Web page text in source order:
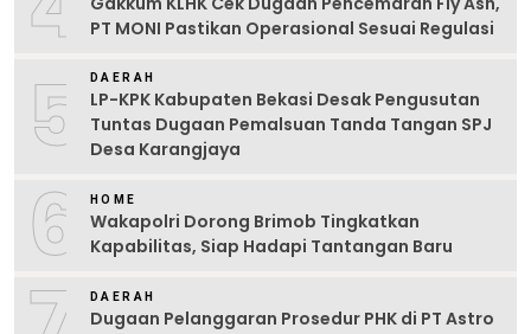
PT MONI Pastikan Operasional Sesuai Regulasi
5 DAERAH
LP-KPK Kabupaten Bekasi Desak Pengusutan
Tuntas Dugaan Pemalsuan Tanda Tangan SPJ
Desa Karangjaya
6 HOME
Wakapolri Dorong Brimob Tingkatkan
Kapabilitas, Siap Hadapi Tantangan Baru
DAERAH
Dugaan Pelanggaran Prosedur PHK di PT Astro